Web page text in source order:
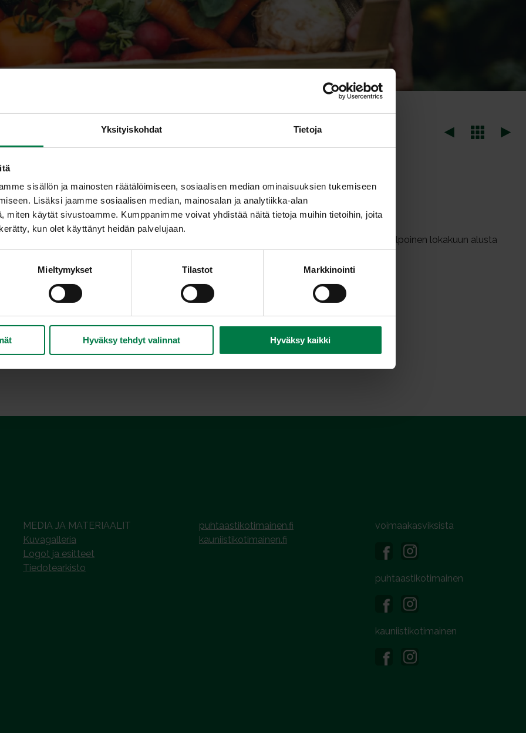
Yksityiskohdat Tietoja
sisällön ja mainosten räätälöimiseen, sosiaalisen median ominaisuuksien tukemiseen
Lisäksi jaamme sosiaalisen median, mainosalan ja analytiikka-alan
miten käytät sivustoamme. Kumppanimme voivat yhdistää näitä tietoja muihin tietoihin, joita
kun olet käyttänyt heidän palvelujaan.
Mieltymykset Tilastot Markkinointi
Hyväksy tehdyt valinnat Hyväksy kaikki
LOBO
talviomena
Peiteväri tummanpunainen. Maku miellyttävän happoinen, mausteinen. Kauppakelpoinen lokakuun alusta
eteenpäin.
MEDIA JA MATERIAALIT
Kuvagalleria
Logot ja esitteet
Tiedotearkisto
puhtaastikotimainen.fi
kauniistikotimainen.fi
voimaakasviksista
puhtaastikotimainen
kauniistikotimainen